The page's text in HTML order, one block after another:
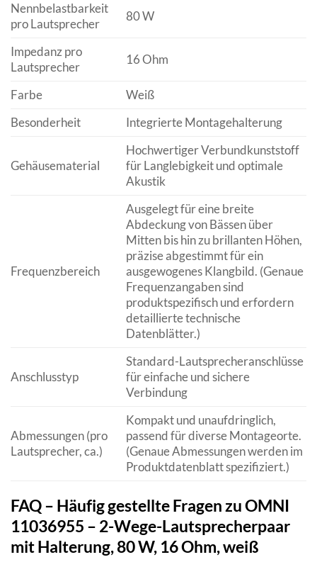
Nennbelastbarkeit
pro Lautsprecher
80 W
Impedanz pro
Lautsprecher
16 Ohm
Farbe
Weiß
Besonderheit
Integrierte Montagehalterung
Gehäusematerial
Hochwertiger Verbundkunststoff
für Langlebigkeit und optimale
Akustik
Frequenzbereich
Ausgelegt für eine breite
Abdeckung von Bässen über
Mitten bis hin zu brillanten Höhen,
präzise abgestimmt für ein
ausgewogenes Klangbild. (Genaue
Frequenzangaben sind
produktspezifisch und erfordern
detaillierte technische
Datenblätter.)
Anschlusstyp
Standard-Lautsprecheranschlüsse
für einfache und sichere
Verbindung
Abmessungen (pro
Lautsprecher, ca.)
Kompakt und unaufdringlich,
passend für diverse Montageorte.
(Genaue Abmessungen werden im
Produktdatenblatt spezifiziert.)
FAQ – Häufig gestellte Fragen zu OMNI
11036955 – 2-Wege-Lautsprecherpaar
mit Halterung, 80 W, 16 Ohm, weiß